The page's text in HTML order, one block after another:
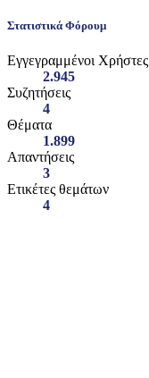
Στατιστικά Φόρουμ
Εγγεγραμμένοι Χρήστες
2.945
Συζητήσεις
4
Θέματα
1.899
Απαντήσεις
3
Ετικέτες θεμάτων
4